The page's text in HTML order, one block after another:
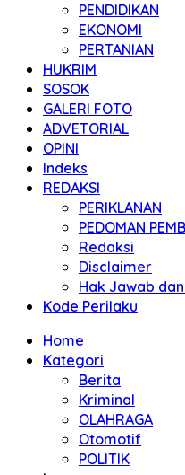
PENDIDIKAN
EKONOMI
PERTANIAN
HUKRIM
SOSOK
GALERI FOTO
ADVETORIAL
OPINI
Indeks
REDAKSI
PERIKLANAN
PEDOMAN
Redaksi
Disclaimer
Hak Jawab
Kode Perilaku
Home
Kategori
Berita
Kriminal
OLAHRAGA
Otomotif
POLITIK